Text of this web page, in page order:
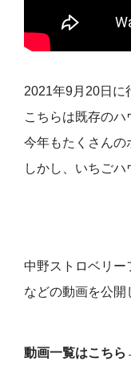
2021年9月20日に
こちらは既存のハ
今年もたくさんの
しかし、いちごハ
中野ストロベリー
などの動画を公開
動画一覧はこちら